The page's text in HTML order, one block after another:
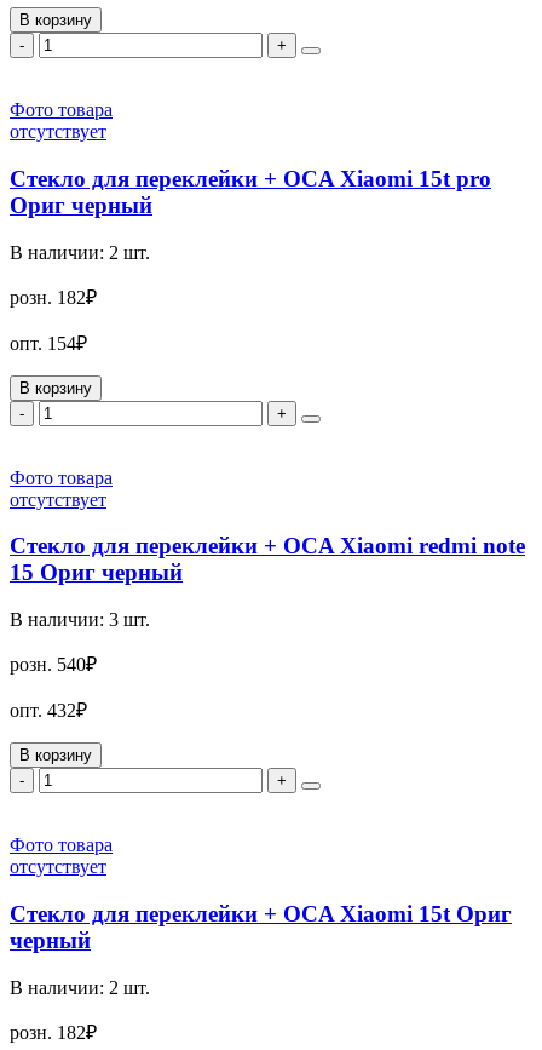
В корзину
-
+
Фото товара
отсутствует
Стекло для переклейки + OCA Xiaomi 15t pro
Ориг черный
В наличии: 2 шт.
розн. 182₽
опт. 154₽
В корзину
-
+
Фото товара
отсутствует
Стекло для переклейки + OCA Xiaomi redmi note
15 Ориг черный
В наличии: 3 шт.
розн. 540₽
опт. 432₽
В корзину
-
+
Фото товара
отсутствует
Стекло для переклейки + OCA Xiaomi 15t Ориг
черный
В наличии: 2 шт.
розн. 182₽